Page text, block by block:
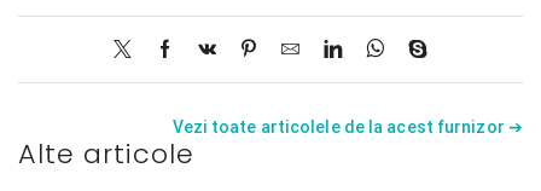
Vezi toate articolele de la acest furnizor ➔
Alte articole